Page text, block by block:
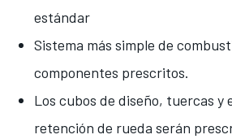
estándar
Sistema más simple de
componentes prescritos.
Los cubos de diseño, tuercas y
retención de rueda serán